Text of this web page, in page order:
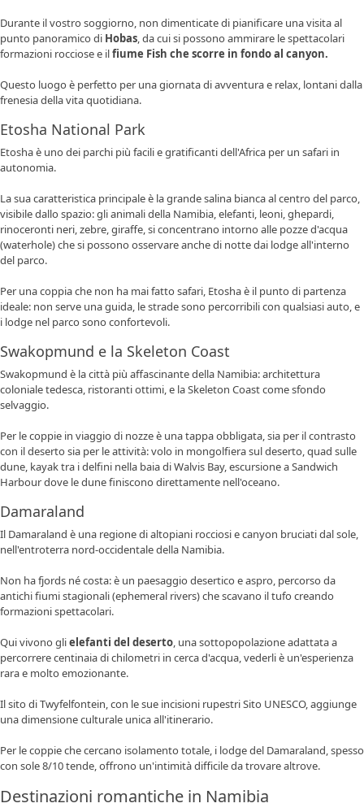
Durante il vostro soggiorno, non dimenticate di pianificare una visita al
punto panoramico di Hobas, da cui si possono ammirare le spettacolari
formazioni rocciose e ilfiume Fish che scorre in fondo al canyon.
Questo luogo è perfetto per una giornata di avventura e relax, lontani dalla
frenesia della vita quotidiana.
Etosha National Park
Etoshaè uno dei parchi più facili e gratificanti dell'Africa per un safari in
autonomia.
La sua caratteristica principale è la grande salina bianca al centro del parco,
visibile dallo spazio: glianimali della Namibia,elefanti, leoni, ghepardi,
rinoceronti neri, zebre, giraffe, si concentrano intorno alle pozze d'acqua
(waterhole) che si possono osservare anche di notte dai lodge all'interno
del parco.
Per una coppia che non ha mai fatto safari, Etosha è il punto di partenza
ideale: non serve una guida, le strade sono percorribili con qualsiasi auto, e
i lodge nel parco sono confortevoli.
Swakopmund e la Skeleton Coast
Swakopmund è la città più affascinante della Namibia: architettura
coloniale tedesca, ristoranti ottimi, e laSkeleton Coastcome sfondo
selvaggio.
Per le coppie in viaggio di nozze è una tappa obbligata, sia per il contrasto
con il deserto sia per le attività: volo in mongolfiera sul deserto, quad sulle
dune, kayak tra i delfini nella baia di Walvis Bay, escursione a Sandwich
Harbour dove le dune finiscono direttamente nell'oceano.
Damaraland
Il Damaraland è una regione di altopiani rocciosi e canyon bruciati dal sole,
nell'entroterra nord-occidentale della Namibia.
Non ha fjords né costa: è un paesaggio desertico e aspro, percorso da
antichi fiumi stagionali (ephemeral rivers) che scavano il tufo creando
formazioni spettacolari.
Qui vivono glielefanti del deserto, una sottopopolazione adattata a
percorrere centinaia di chilometri in cerca d'acqua, vederli è un'esperienza
rara e molto emozionante.
Il sito di Twyfelfontein, con le sue incisioni rupestri Sito UNESCO, aggiunge
una dimensione culturale unica all'itinerario.
Per le coppie che cercano isolamento totale, i lodge del Damaraland, spesso
con sole 8/10 tende, offrono un'intimità difficile da trovare altrove.
Destinazioni romantiche in Namibia